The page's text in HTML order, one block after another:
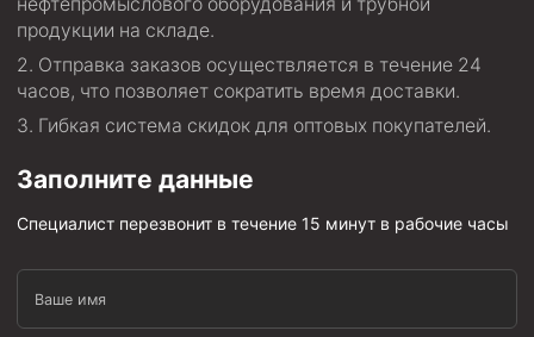
Труболовки
Шламометаллоуловитель ШМУ
Обурочный комплекс ОК
Фрезеры торцевые с фрезерующей воронкой и с
Магнитные ловители
Фрезеры арбузообразные
продукции на складе.
Отправка заказов осуществляется в течение 24
часов, что позволяет сократить время доставки.
Гибкая система скидок для оптовых покупателей.
Заполните данные
Специалист перезвонит в течение 15 минут в рабочие часы
Ваше имя